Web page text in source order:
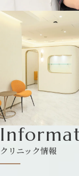
クリニック情報